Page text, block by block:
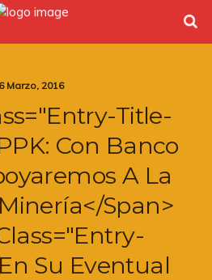
6 Marzo, 2016
Title-
Con Banco
A La
span>
Su Eventual